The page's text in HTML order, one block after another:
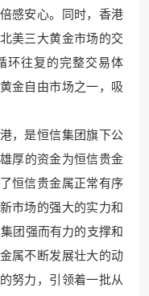
感安心。同时，香港
美三大黄金市场的交
环往复的完整交易体
金自由市场之一，吸
，是恒信集团旗下公
厚的资金为恒信贵金
恒信贵金属正常有序
市场的强大的实力和
团强而有力的支撑和
属不断发展壮大的动
努力，引领着一批从